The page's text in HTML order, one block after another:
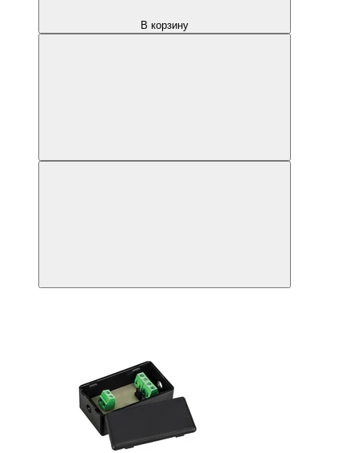
В корзину